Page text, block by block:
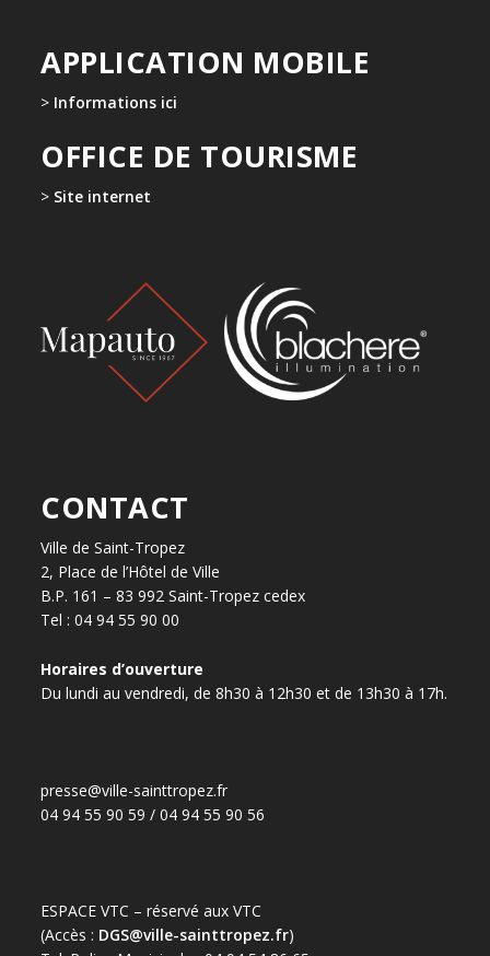
APPLICATION MOBILE
> Informations ici
OFFICE DE TOURISME
> Site internet
CONTACT
Ville de Saint-Tropez
2, Place de l’Hôtel de Ville
B.P. 161 – 83 992 Saint-Tropez cedex
Tel : 04 94 55 90 00
Horaires d’ouverture
Du lundi au vendredi, de 8h30 à 12h30 et de 13h30 à 17h.
presse@ville-sainttropez.fr
04 94 55 90 59 / 04 94 55 90 56
ESPACE VTC – réservé aux VTC
(Accès : DGS@ville-sainttropez.fr)